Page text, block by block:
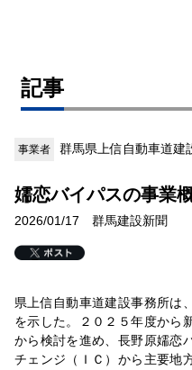
記事
事業者 群馬県上信自動車道建
嬬恋バイパスの事業
2026/01/17 群馬建設新聞
県上信自動車道建設事務所は
を示した。２０２５年度から
から検討を進め、長野原嬬恋
チェンジ（ＩＣ）から主要地